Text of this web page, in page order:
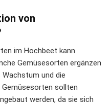
von
im Hochbeet kann
Gemüsesorten ergänzen
und die
Gemüsesorten sollten
werden, da sie sich